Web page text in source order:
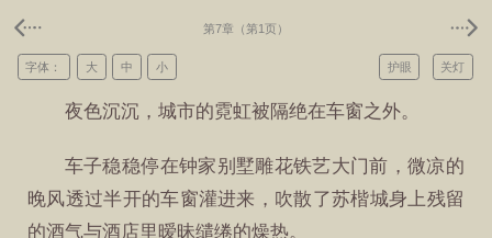
第7章（第1页）
关灯
护眼
字体： 大 中 小
夜色沉沉，城市的霓虹被隔绝在车窗之外。
车子稳稳停在钟家别墅雕花铁艺大门前，微凉的
晚风透过半开的车窗灌进来，吹散了苏楷城身上残留
的酒气与酒店里暧昧缱绻的燥热。